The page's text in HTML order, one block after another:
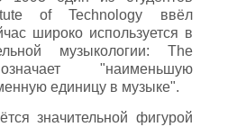
of Technology ввёл
широко используется в
музыкологии: The
"наименьшую
единицу в музыке".
значительной фигурой